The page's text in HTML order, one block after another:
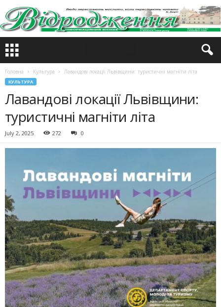
Головна Культура Лавандові локації Львівщини: туристичні магніти літа
КУЛЬТУРА
Лавандові локації Львівщини:
туристичні магніти літа
July 2, 2025 272 0